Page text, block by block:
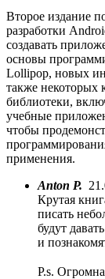
Второе издание
разработки
создавать
основы
Lollipop, новых
также некоторых
библиотеки,
учебные
чтобы
применения.
Anton P.
Крутая
писать
будут
и
P.s.